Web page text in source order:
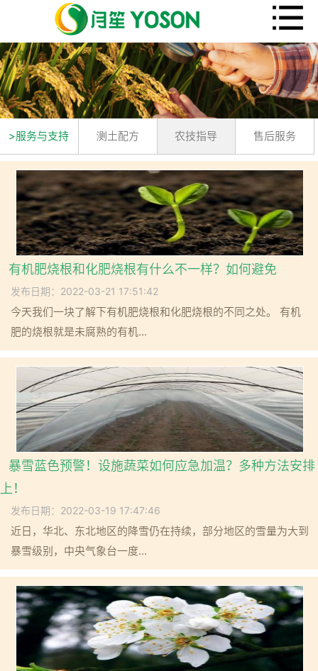
>服务与支持 测土配方 农技指导 售后服务
有机肥烧根和化肥烧根有什么不一样？如何避免
发布日期：2022-03-21 17:51:42
今天我们一块了解下有机肥烧根和化肥烧根的不同之处。 有机
肥的烧根就是未腐熟的有机...
暴雪蓝色预警！设施蔬菜如何应急加温？多种方法安排
上！
发布日期：2022-03-19 17:47:46
近日，华北、东北地区的降雪仍在持续，部分地区的雪量为大到
暴雪级别，中央气象台一度...